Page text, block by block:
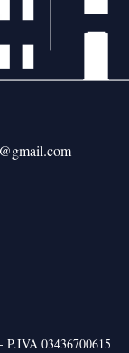
P.IVA 03436700615